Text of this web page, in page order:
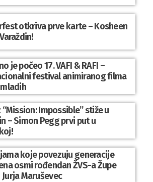
otkriva prve karte – Kosheen
je počeo 17. VAFI & RAFI –
festival animiranog filma
“Mission: Impossible” stiže u
– Simon Pegg prvi put u
koje povezuju generacije
osmi rođendan ŽVS-a Župe
Maruševec